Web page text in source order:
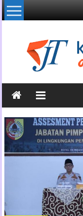
Lompat
ke
Kabar
Jawa
Timur
Media
Online